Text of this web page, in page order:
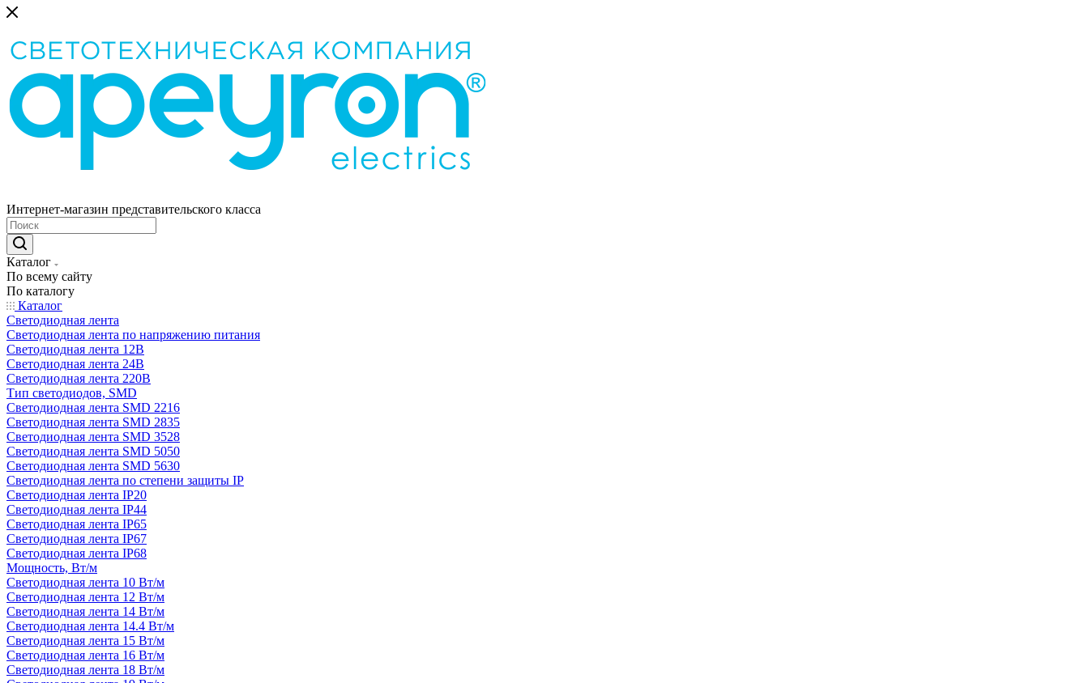
Интернет-магазин представительского класса
Каталог
По всему сайту
По каталогу
Каталог
Светодиодная лента
Светодиодная лента по напряжению питания
Светодиодная лента 12В
Светодиодная лента 24В
Светодиодная лента 220В
Тип светодиодов, SMD
Cветодиодная лента SMD 2216
Светодиодная лента SMD 2835
Светодиодная лента SMD 3528
Светодиодная лента SMD 5050
Светодиодная лента SMD 5630
Светодиодная лента по степени защиты IP
Светодиодная лента IP20
Светодиодная лента IP44
Светодиодная лента IP65
Светодиодная лента IP67
Светодиодная лента IP68
Мощность, Вт/м
Светодиодная лента 10 Вт/м
Светодиодная лента 12 Вт/м
Светодиодная лента 14 Вт/м
Светодиодная лента 14.4 Вт/м
Светодиодная лента 15 Вт/м
Светодиодная лента 16 Вт/м
Светодиодная лента 18 Вт/м